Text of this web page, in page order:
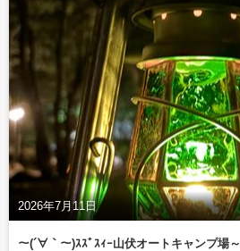
2026年7月11日
～(´∀｀～)ｽｽﾞｽｨｰ山伏オートキャンプ場～